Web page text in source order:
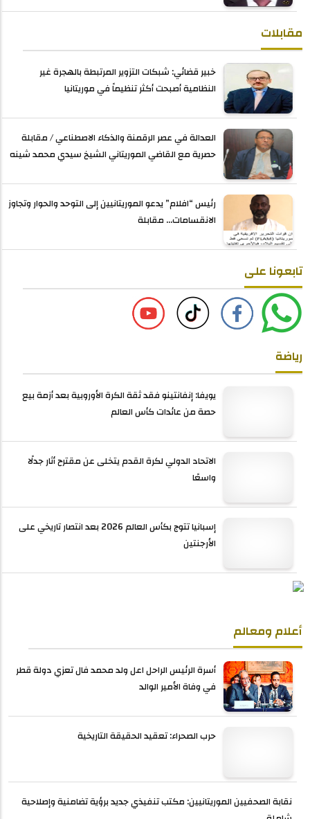
مقابلات
خبير قضائي: شبكات التزوير المرتبطة بالهجرة غير
النظامية أصبحت أكثر تنظيماً في موريتانيا
العدالة في عصر الرقمنة والذكاء الاصطناعي / مقابلة
حصرية مع القاضي الموريتاني الشيخ سيدي محمد شينه
رئيس “افلام” يدعو الموريتانيين إلى التوحد والحوار وتجاوز
الانقسامات... مقابلة
تابعونا على
رياضة
يويفا: إنفانتينو فقد ثقة الكرة الأوروبية بعد أزمة بيع
حصة من عائدات كأس العالم
الاتحاد الدولي لكرة القدم يتخلى عن مقترح أثار جدلًا
واسعًا
إسبانيا تتوج بكأس العالم 2026 بعد انتصار تاريخي على
الأرجنتين
أعلام ومعالم
أسرة الرئيس الراحل اعل ولد محمد فال تعزي دولة قطر
في وفاة الأمير الوالد
حرب الصحراء: تعقيد الحقيقة التاريخية
نقابة الصحفيين الموريتانيين: مكتب تنفيذي جديد برؤية تضامنية وإصلاحية